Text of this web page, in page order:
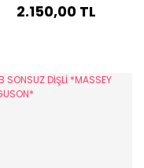
2.150,00 TL